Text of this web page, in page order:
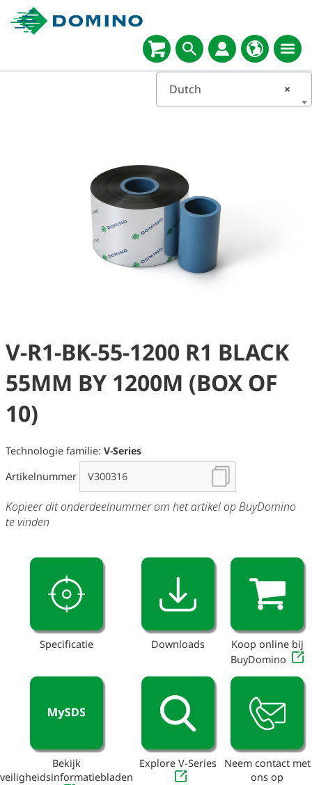
×
Dutch
V-R1-BK-55-1200 R1 BLACK
55MM BY 1200M (BOX OF
10)
Technologie familie: V-Series
Artikelnummer
Kopieer dit onderdeelnummer om het artikel op BuyDomino
te vinden
Specificatie Downloads
Koop online bij
BuyDomino
Bekijk
veiligheidsinformatiebladen
Explore V-Series
Neem contact met
ons op